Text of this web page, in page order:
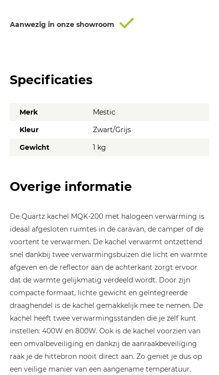
Aanwezig in onze showroom
Specificaties
Merk
Mestic
Kleur
Zwart/Grijs
Gewicht
1 kg
Overige informatie
De Quartz kachel MQK-200 met halogeen verwarming is
ideaal afgesloten ruimtes in de caravan, de camper of de
voortent te verwarmen. De kachel verwarmt ontzettend
snel dankbij twee verwarmingsbuizen die licht en warmte
afgeven en de reflector aan de achterkant zorgt ervoor
dat de warmte gelijkmatig verdeeld wordt. Door zijn
compacte formaat, lichte gewicht en geïntegreerde
draaghendel is de kachel gemakkelijk mee te nemen. De
kachel heeft twee verwarmingsstanden die je zelf kunt
instellen: 400W en 800W. Ook is de kachel voorzien van
een omvalbeveiliging en dankzij de aanraakbeveiliging
raak je de hittebron nooit direct aan. Zo geniet je dus op
een veilige manier van een aangename temperatuur.